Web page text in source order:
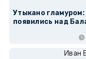
Утыкано
появились над
Иван